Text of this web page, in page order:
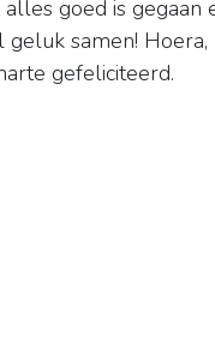
goed is gegaan
samen! Hoera,
gefeliciteerd.